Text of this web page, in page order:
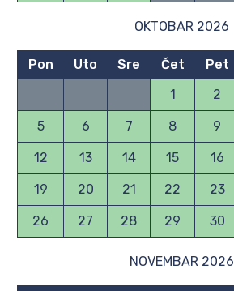
OKTOBAR 2026
Pon Uto Sre Čet Pet
1
2
5 6 7 8 9
12 13 14 15 16
19 20 21 22 23
26 27 28 29 30
NOVEMBAR 2026